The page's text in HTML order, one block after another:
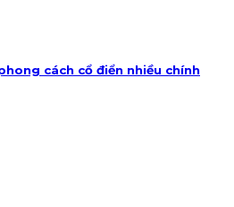
cách cổ điển nhiều chính